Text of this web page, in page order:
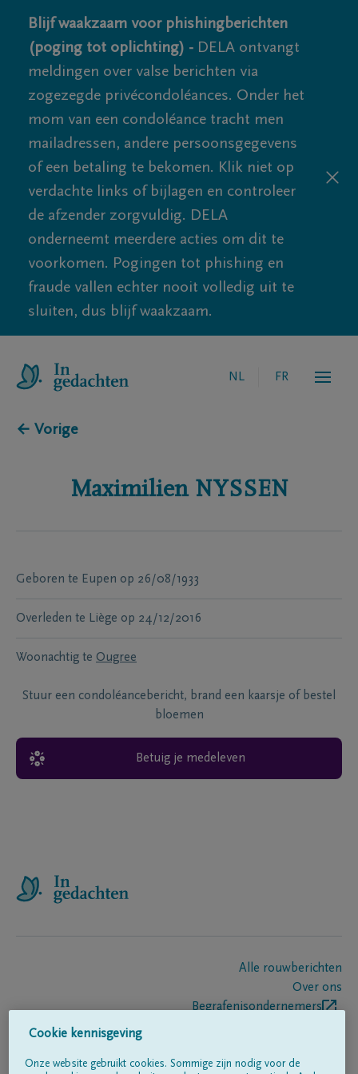
Blijf waakzaam voor phishingberichten
(poging tot oplichting) - DELA ontvangt
meldingen over valse berichten via
zogezegde privécondoléances. Onder het
mom van een condoléance tracht men
mailadressen, andere persoonsgegevens
of een betaling te bekomen. Klik niet op
verdachte links of bijlagen en controleer
de afzender zorgvuldig. DELA
onderneemt meerdere acties om dit te
voorkomen. Pogingen tot phishing en
fraude vallen echter nooit volledig uit te
sluiten, dus blijf waakzaam.
NL FR
← Vorige
Maximilien NYSSEN
Geboren te Eupen op 26/08/1933
Overleden te Liège op 24/12/2016
Woonachtig te Ougree
Stuur een condoléancebericht, brand een kaarsje of bestel
bloemen
Betuig je medeleven
Alle rouwberichten
Over ons
Begrafenisondernemers
Cookie kennisgeving
Onze website gebruikt cookies. Sommige zijn nodig voor de